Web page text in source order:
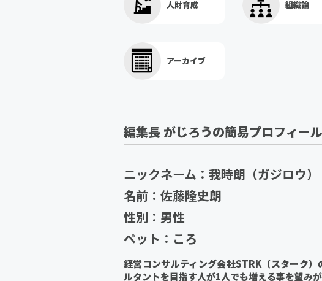
人財育成 組織論
アーカイブ
編集長 がじろうの簡易プロフィール
ニックネーム：我時朗（ガジロウ）
名前：佐藤隆史朗
性別：男性
ペット：ころ
経営コンサルティング会社STRK（スターク
ルタントを目指す人が1人でも増える事を望み